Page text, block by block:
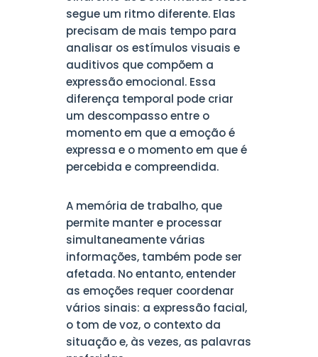
segue um ritmo diferente. Elas
precisam de mais tempo para
analisar os estímulos visuais e
auditivos que compõem a
expressão emocional. Essa
diferença temporal pode criar
um descompasso entre o
momento em que a emoção é
expressa e o momento em que é
percebida e compreendida.
A memória de trabalho, que
permite manter e processar
simultaneamente várias
informações, também pode ser
afetada. No entanto, entender
as emoções requer coordenar
vários sinais: a expressão facial,
o tom de voz, o contexto da
situação e, às vezes, as palavras